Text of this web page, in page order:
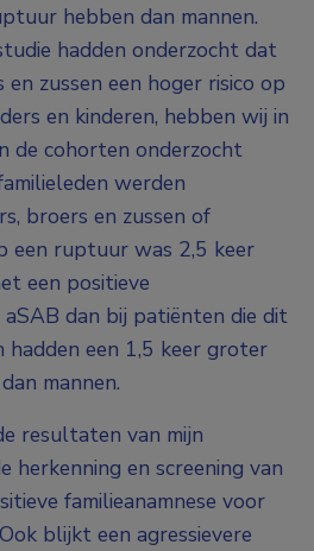
hebben dan mannen.
hadden onderzocht dat
zussen een hoger risico op
en kinderen, hebben wij in
de cohorten onderzocht
werden
broers en zussen of
een ruptuur was 2,5 keer
een positieve
aSAB dan bij patiënten die dit
hadden een 1,5 keer groter
mannen.
resultaten van mijn
herkenning en screening van
familieanamnese voor
blijkt een agressievere